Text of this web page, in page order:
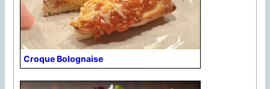
Croque Bolognaise